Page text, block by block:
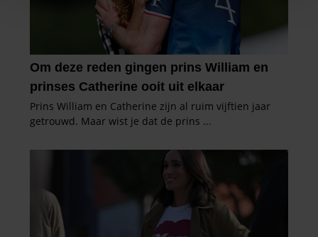
personaliseren, om functies voor social media te bieden
en om ons websiteverkeer te analyseren. Ook delen we
informatie over uw gebruik van onze site met onze
partners voor social media, adverteren en analyse. Deze
partners kunnen deze gegevens combineren met andere
informatie die u aan ze heeft verstrekt of die ze hebben
verzameld op basis van uw gebruik van hun services. U
gaat akkoord met onze cookies als u onze website blijft